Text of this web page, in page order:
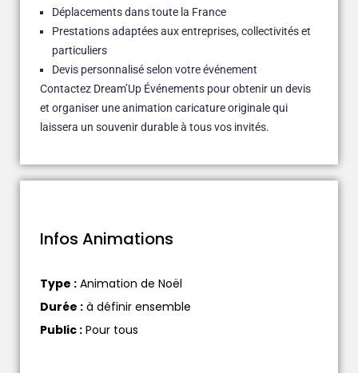
Déplacements dans toute la France
Prestations adaptées aux entreprises, collectivités et
particuliers
Devis personnalisé selon votre événement
Contactez Dream’Up Événements pour obtenir un devis
et organiser une animation caricature originale qui
laissera un souvenir durable à tous vos invités.
Infos Animations
Type : Animation de Noël
Durée : à définir ensemble
Public : Pour tous